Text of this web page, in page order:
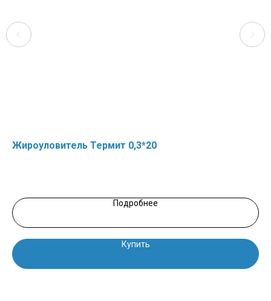
Жироуловитель Термит 0,3*20
Подробнее
Купить